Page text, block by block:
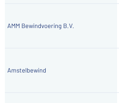
AMM Bewindvoering B.V.
Amstelbewind